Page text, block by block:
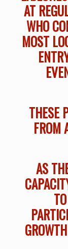
AT
WHO
MOST
THESE
FROM
AS